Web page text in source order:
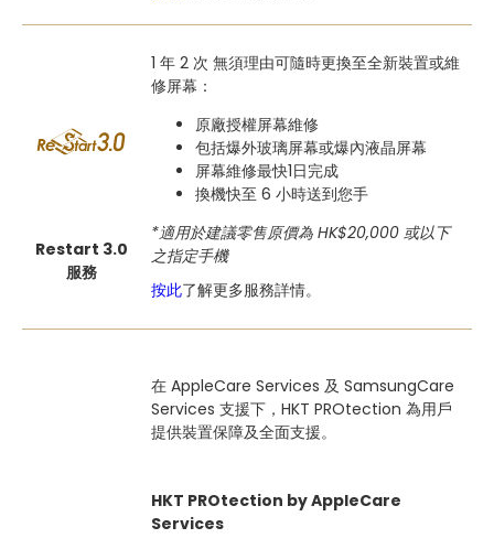
Restart 3.0
服務
1 年 2 次 無須理由可隨時更換至全新裝置或維
修屏幕：
原廠授權屏幕維修
包括爆外玻璃屏幕或爆內液晶屏幕
屏幕維修最快1日完成
換機快至 6 小時送到您手
*適用於建議零售原價為 HK$20,000 或以下
之指定手機
按此了解更多服務詳情。
在 AppleCare Services 及 SamsungCare
Services 支援下，HKT PROtection 為用戶
提供裝置保障及全面支援。
HKT PROtection by AppleCare
Services